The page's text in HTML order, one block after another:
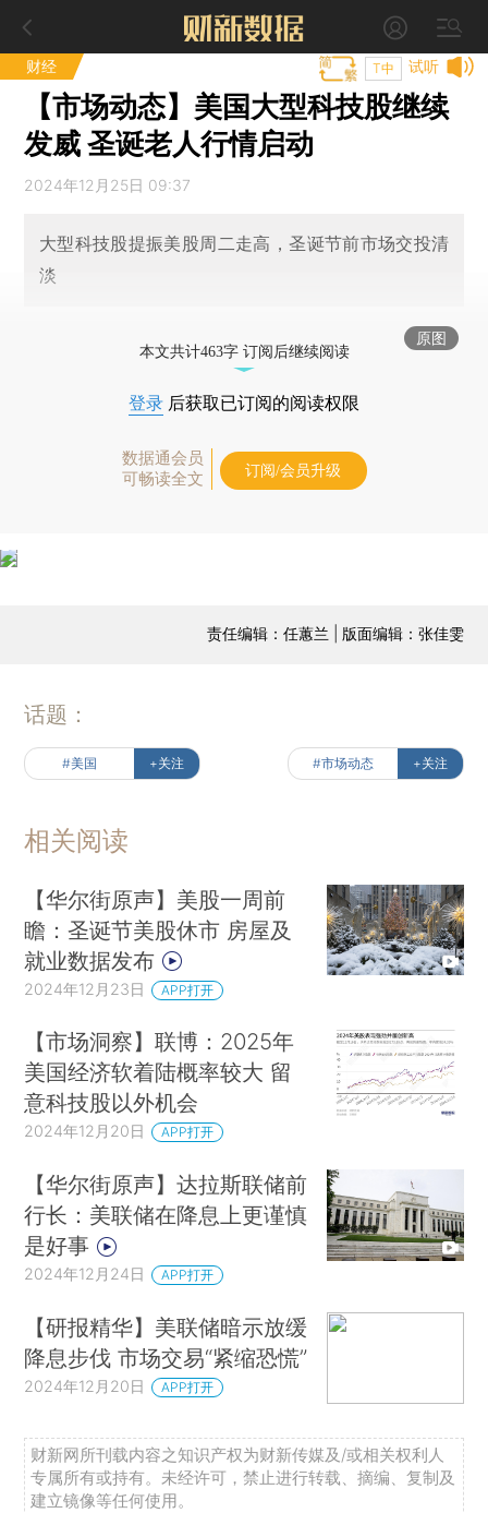
财经 试听
T中
【市场动态】美国大型科技股继续
发威 圣诞老人行情启动
2024年12月25日 09:37
大型科技股提振美股周二走高，圣诞节前市场交投清
淡
原图
本文共计463字 订阅后继续阅读
登录 后获取已订阅的阅读权限
数据通会员
可畅读全文
订阅/会员升级
责任编辑：任蕙兰 | 版面编辑：张佳雯
话题：
#美国 +关注 #市场动态 +关注
相关阅读
【华尔街原声】美股一周前
瞻：圣诞节美股休市 房屋及
就业数据发布
2024年12月23日 APP打开
【市场洞察】联博：2025年
美国经济软着陆概率较大 留
意科技股以外机会
2024年12月20日 APP打开
【华尔街原声】达拉斯联储前
行长：美联储在降息上更谨慎
是好事
2024年12月24日 APP打开
【研报精华】美联储暗示放缓
降息步伐 市场交易“紧缩恐慌”
2024年12月20日 APP打开
财新网所刊载内容之知识产权为财新传媒及/或相关权利人
专属所有或持有。未经许可，禁止进行转载、摘编、复制及
建立镜像等任何使用。